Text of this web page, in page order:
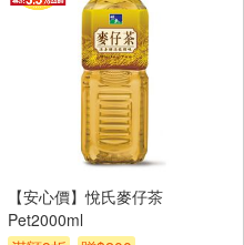
【安心價】悅氏麥仔茶
Pet2000ml